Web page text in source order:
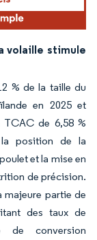
volaille stimule
% de la taille du
en 2025 et
TCAC de 6,58 %
la position de la
et la mise en
de précision.
majeure partie de
des taux de
de conversion